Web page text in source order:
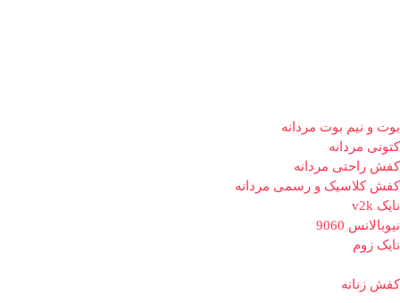
بوت و نیم بوت مردانه
کتونی مردانه
کفش راحتی مردانه
کفش کلاسیک و رسمی مردانه
نایک v2k
نیوبالانس 9060
نایک زوم
کفش زنانه